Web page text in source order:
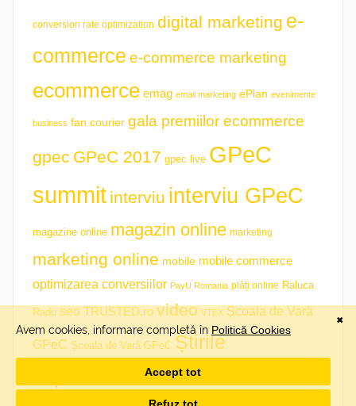
conversion rate optimization digital marketing e-
commerce e-commerce marketing
ecommerce emag email marketing ePlan evenimente
business fan courier gala premiilor ecommerce
gpec GPeC 2017 gpec live GPeC
summit interviu interviu GPeC
magazine online magazin online marketing
marketing online mobile mobile commerce
optimizarea conversiilor PayU Romania plăți online Raluca
Radu seo TRUSTED.ro video VTEX Școala de Vară
GPeC Școala de Vară GPeC Știrile